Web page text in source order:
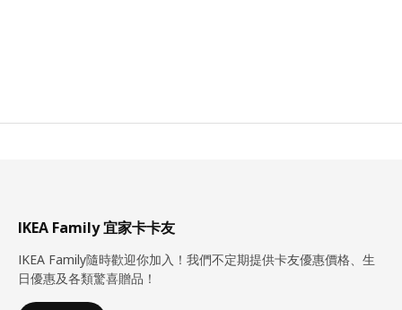
IKEA Family 宜家卡卡友
IKEA Family隨時歡迎你加入！我們不定期提供卡友優惠價格、生
日優惠及各類驚喜贈品！